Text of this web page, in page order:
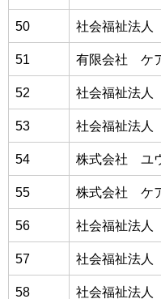
50 社会福祉法
51 有限会社 ケ
52 社会福祉法
53 社会福祉法
54 株式会社 ユ
55 株式会社 ケ
56 社会福祉法
57 社会福祉法人
58 社会福祉法